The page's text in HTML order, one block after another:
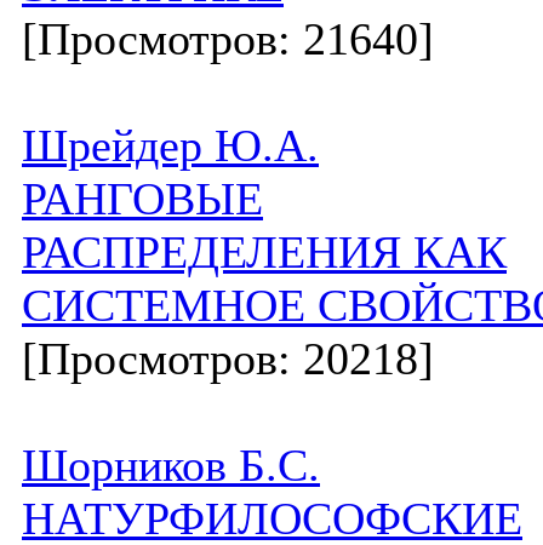
[Просмотров: 21640]
Шрейдер Ю.А.
РАНГОВЫЕ
РАСПРЕДЕЛЕНИЯ КАК
СИСТЕМНОЕ
[Просмотров: 20218]
Шорников Б.С.
НАТУРФИЛОСОФСКИЕ